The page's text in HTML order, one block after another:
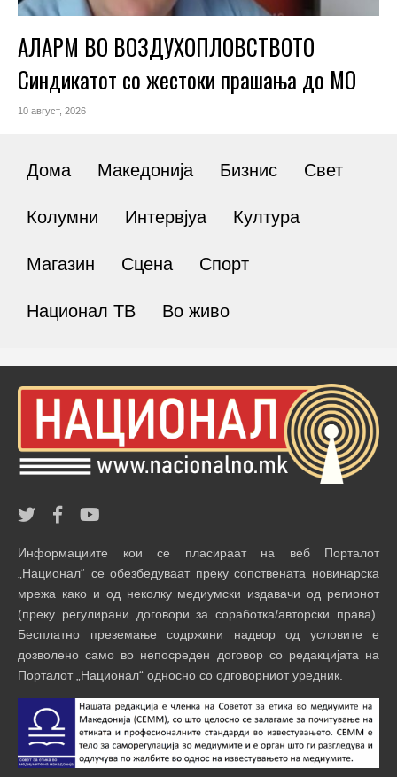
АЛАРМ ВО ВОЗДУХОПЛОВСТВОТО
Синдикатот со жестоки прашања до МО
10 август, 2026
Дома Македонија Бизнис Свет
Колумни Интервјуа Култура
Магазин Сцена Спорт
Национал ТВ Во живо
Информациите кои се пласираат на веб Порталот
„Национал“ се обезбедуваат преку сопствената новинарска
мрежа како и од неколку медиумски издавачи од регионот
(преку регулирани договори за соработка/авторски права).
Бесплатно преземање содржини надвор од условите е
дозволено само во непосреден договор со редакцијата на
Порталот „Национал“ односно со одговорниот уредник.